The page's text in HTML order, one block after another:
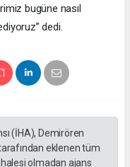
bugüne nasıl
dedi.
(İHA), Demirören
eklenen tüm
olmadan ajans